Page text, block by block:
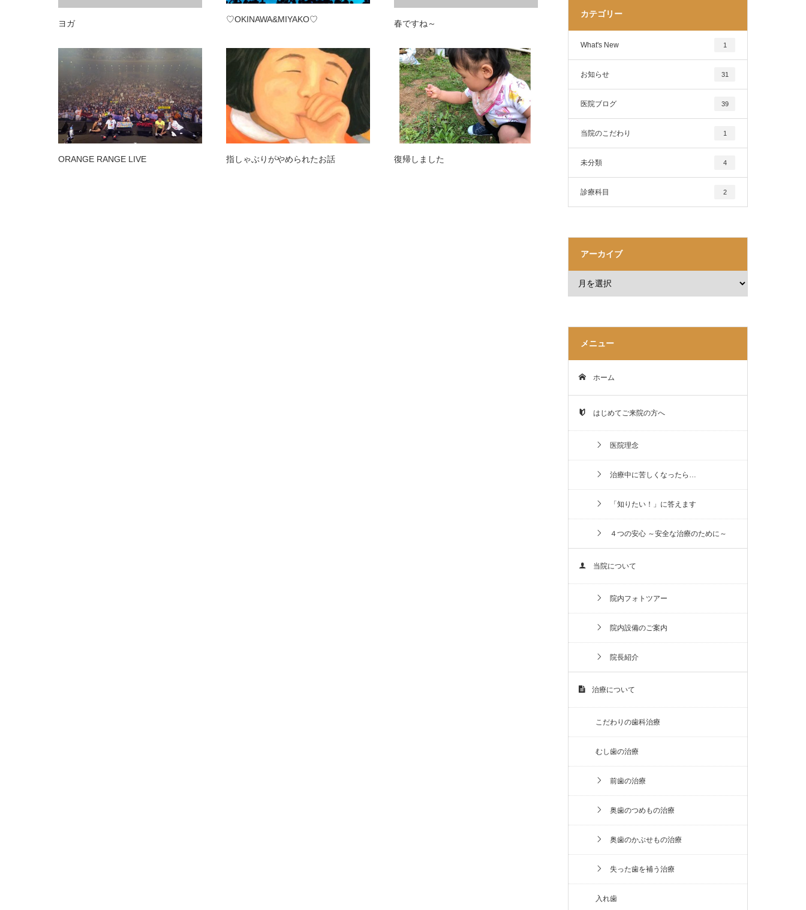
ヨガ ♡OKINAWA&MIYAKO♡ 春ですね～
ORANGE RANGE LIVE 指しゃぶりがやめられたお話 復帰しました
カテゴリー
What's New 1
お知らせ 31
医院ブログ 39
当院のこだわり 1
未分類 4
診療科目 2
アーカイブ
メニュー
ホーム
はじめてご来院の方へ
医院理念
治療中に苦しくなったら…
「知りたい！」に答えます
４つの安心 ～安全な治療のために～
当院について
院内フォトツアー
院内設備のご案内
院長紹介
治療について
こだわりの歯科治療
むし歯の治療
前歯の治療
奥歯のつめもの治療
奥歯のかぶせもの治療
失った歯を補う治療
入れ歯